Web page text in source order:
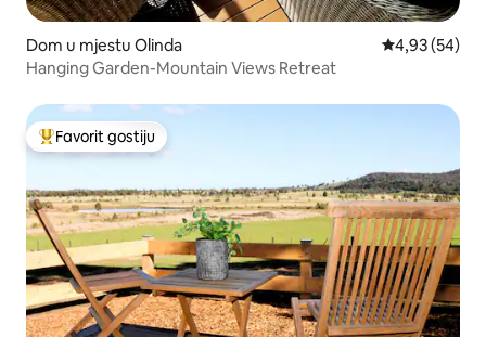
Dom u mjestu Olinda Prosječna
4,93 (54)
Hanging Garden-Mountain Views Retreat
Glavni favorit gostiju
Favorit gostiju